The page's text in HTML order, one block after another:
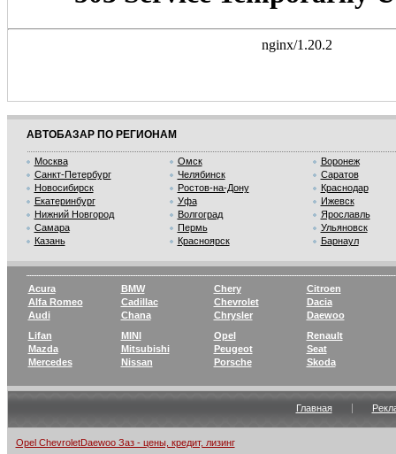
АВТОБАЗАР ПО РЕГИОНАМ
Москва
Санкт-Петербург
Новосибирск
Екатеринбург
Нижний Новгород
Самара
Казань
Омск
Челябинск
Ростов-на-Дону
Уфа
Волгоград
Пермь
Красноярск
Воронеж
Саратов
Краснодар
Ижевск
Ярославль
Ульяновск
Барнаул
Acura
Alfa Romeo
Audi
BMW
Cadillac
Chana
Chery
Chevrolet
Chrysler
Citroen
Dacia
Daewoo
Lifan
Mazda
Mercedes
MINI
Mitsubishi
Nissan
Opel
Peugeot
Porsche
Renault
Seat
Skoda
Главная
Opel ChevroletDaewoo Заз - цены, кредит, лизинг